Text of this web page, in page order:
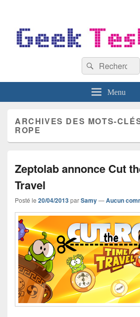
Recherche :
Rechercher
Menu
ARCHIVES DES MOTS-
ROPE
Zeptolab annonce Cut
Travel
Posté le 20/04/2013parSamy—Aucun